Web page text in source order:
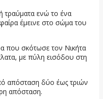
τραύματα ενώ το ένα
έμεινε στο σώμα του
που σκότωσε τον Νικήτα
με πύλη εισόδου στη
απόσταση δύο έως τριών
απόσταση.